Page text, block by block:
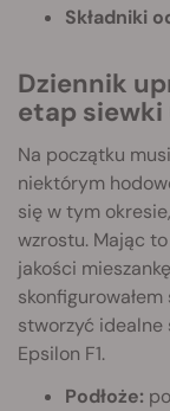
Składniki
Dziennik uprawy odmiany Epsilon F1:
etap siewki
Na początku
niektórym
się w tym
wzrostu. Mając
jakości
skonfigurowałem
stworzyć
Epsilon F1.
Podłoże: